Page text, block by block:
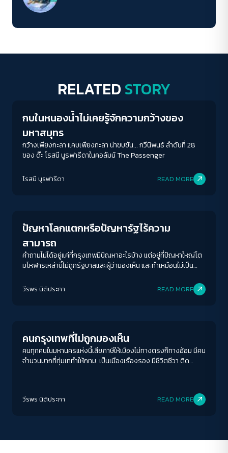
RELATED STORY
กบในหนองน้ำไม่เคยรู้จักความกว้างของ
มหาสมุทร
กว้างเพียงกะลา แคบเพียงกะลา น่าขบขัน... กวีนิพนธ์ ลำดับที่ 28
ของ ด๊ะ โรสนี นูรฟารีดาในคอลัมน์ The Passenger
โรสนี นูรฟารีดา READ MORE
ปัญหาโลกแตกหรือปัญหารัฐไร้ความ
สามารถ
คำถามไม่ได้อยู่แค่ที่กรุงเทพมีปัญหาอะไรบ้าง แต่อยู่ที่ปัญหาใหญ่โต
มโหฬารเหล่านี้ไม่ถูกรัฐบาลและผู้ว่ามองเห็น และทำเหมือนไม่เป็น
วีรพร นิติประภา READ MORE
คนกรุงเทพที่ไม่ถูกมองเห็น
คนทุกคนในมหานครแห่งนี้เสียภาษีให้เมืองไม่ทางตรงก็ทางอ้อม มีคน
จำนวนมากที่ทุ่มเททำให้กทม. เป็นเมืองเรืองรอง มีชีวิตชีวา ติด
วีรพร นิติประภา READ MORE
ระยะห่างข้อความ
ปกติ มาก มากที่สุด
Deutan Tritan